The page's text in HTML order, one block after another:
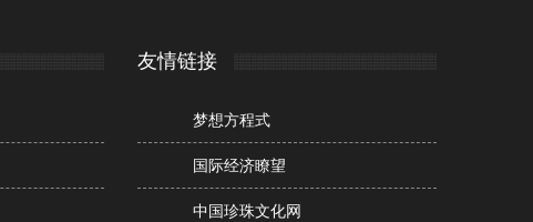
友情链接
梦想方程式
国际经济瞭望
中国珍珠文化网